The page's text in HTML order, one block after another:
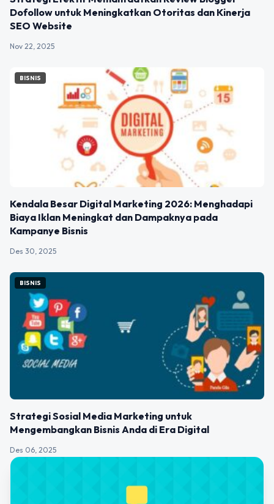
Dofollow untuk Meningkatkan Otoritas dan Kinerja
SEO Website
Nov 22, 2025
BISNIS
Kendala Besar Digital Marketing 2026: Menghadapi
Biaya Iklan Meningkat dan Dampaknya pada
Kampanye Bisnis
Des 30, 2025
BISNIS
Strategi Sosial Media Marketing untuk
Mengembangkan Bisnis Anda di Era Digital
Des 06, 2025